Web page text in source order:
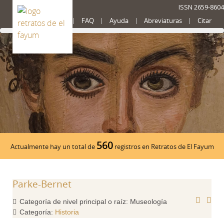
ISSN 2659-8604
Presentación FAQ Ayuda Abreviaturas Citar
Actualmente hay un total de 560registros en Retratos de El Fayum
Parke-Bernet
Categoría de nivel principal o raíz: Museología
Categoría: Historia